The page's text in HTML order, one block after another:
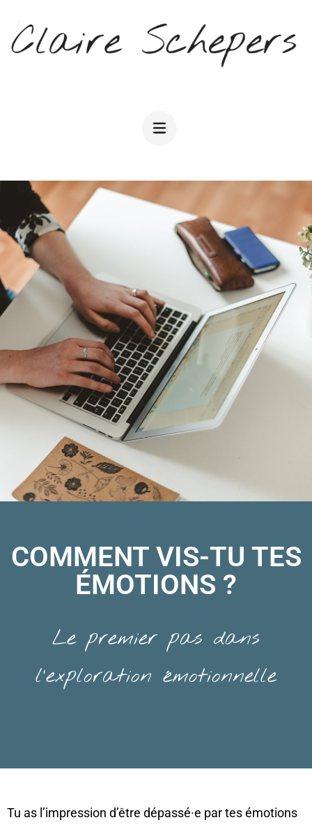
COMMENT VIS-TU TES
ÉMOTIONS ?
Le premier pas dans
l’exploration émotionnelle
Tu as l’impression d’être dépassé·e par tes émotions